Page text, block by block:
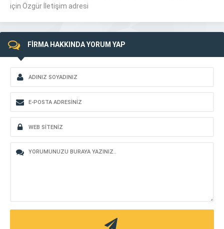
için Özgür İletişim adresi
FİRMA HAKKINDA YORUM YAP